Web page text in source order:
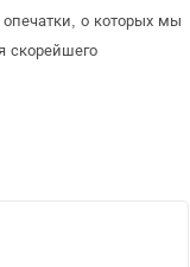
опечатки, о которых мы
скорейшего